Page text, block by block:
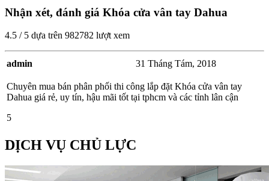
Nhận xét, đánh giá Khóa cửa vân tay Dahua
4.5 / 5 dựa trên 982782 lượt xem
admin 31 Tháng Tám, 2018
Chuyên mua bán phân phối thi công lắp đặt Khóa cửa vân tay
Dahua giá rẻ, uy tín, hậu mãi tốt tại tphcm và các tỉnh lân cận
5
DỊCH VỤ CHỦ LỰC